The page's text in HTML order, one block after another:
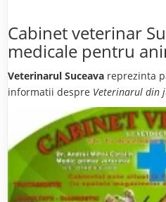
Cabinet veterinar
medicale pentru
Veterinarul Suceava reprezinta
informatii despre Veterinarul din